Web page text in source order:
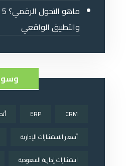
والتطبيق الواقعي
CRM
ERP
أسعار الاستشارات الإدارية
استشارات إدارية السعودية